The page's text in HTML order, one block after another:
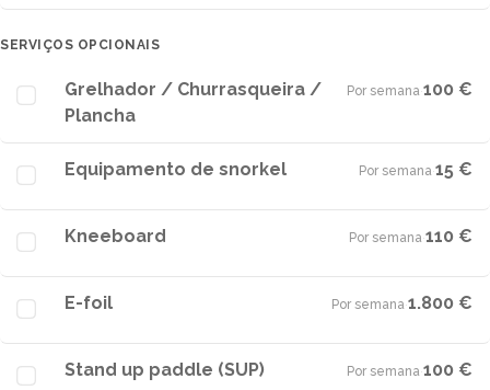
SERVIÇOS OPCIONAIS
Grelhador / Churrasqueira /
Plancha
Por semana·100 €
Equipamento de snorkel Por semana·15 €
Kneeboard Por semana·110 €
E-foil Por semana·1.800 €
Stand up paddle (SUP) Por semana·100 €